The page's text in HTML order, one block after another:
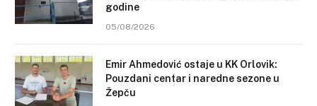
godine
05/08/2026
Emir Ahmedović ostaje u KK Orlovik:
Pouzdani centar i naredne sezone u
Žepču